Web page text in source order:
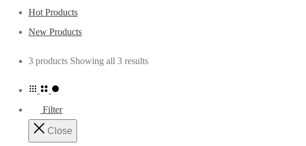
Hot Products
New Products
3 products Showing all 3 results
Filter
Close